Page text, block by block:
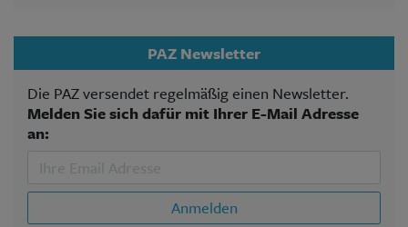
PAZ Newsletter
Die PAZ versendet regelmäßig einen Newsletter.
Melden Sie sich dafür mit Ihrer E-Mail Adresse
an:
Anmelden